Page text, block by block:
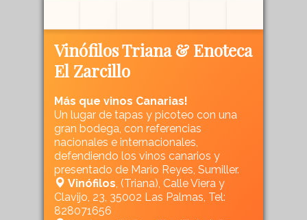
Vinófilos Triana & Enoteca
El Zarcillo
Más que vinos Canarias!
Un lugar de tapas y picoteo con una
gran bodega, con referencias
nacionales e internacionales,
defendiendo los vinos canarios y
presentado de Mario Reyes, Sumiller.
Vinófilos, (Triana), Calle Viera y
Clavijo, 23, 35002 Las Palmas, Tel:
828071656